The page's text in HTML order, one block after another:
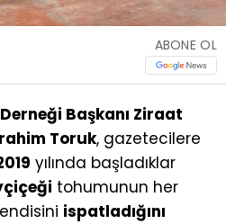
ABONE OL
Başkanı Ziraat
Toruk, gazetecilere
yılında başladıklar
tohumunun her
ispatladığını